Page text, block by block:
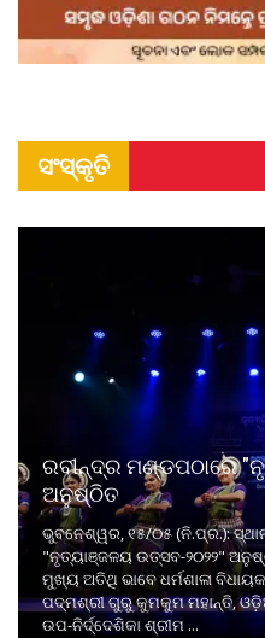
ସଂସ୍କୃତି
ରବୀନ୍ଦ୍ର ମଣ୍ଡପଠାରେ
ଅନୁଷ୍ଠିତ
ଭୁବନେଶ୍ୱର, ୧୫/୦୫ (ନି.ପ୍ର.):
"ନୃତ୍ୟାଞ୍ଜଳୟ ଉତ୍ସବ-୨୦୨୨"
ମୁଖ୍ୟ ଅତିଥି ଭାବେ ଧର୍ମଶାଳା
ପଦ୍ମଶ୍ରୀ ଗୁରୁ କୁମକୁମ ମହାନ୍ତି,
ଉପ-ନିର୍ଦ୍ଦେଶିକା ଶ୍ରୀମ ...